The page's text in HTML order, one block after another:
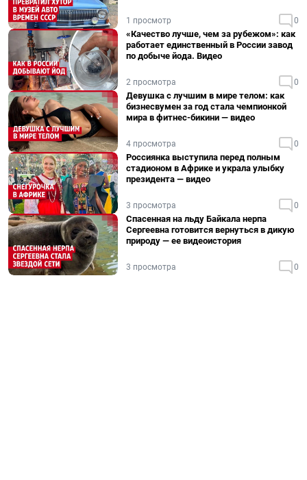
1 просмотр 0
«Качество лучше, чем за рубежом»: как
работает единственный в России завод
по добыче йода. Видео
2 просмотра 0
Девушка с лучшим в мире телом: как
бизнесвумен за год стала чемпионкой
мира в фитнес-бикини — видео
4 просмотра 0
Россиянка выступила перед полным
стадионом в Африке и украла улыбку
президента — видео
3 просмотра 0
Спасенная на льду Байкала нерпа
Сергеевна готовится вернуться в дикую
природу — ее видеоистория
3 просмотра 0